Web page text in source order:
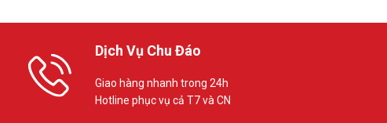
Dịch Vụ Chu Đáo
Giao hàng nhanh trong 24h
Hotline phục vụ cả T7 và CN